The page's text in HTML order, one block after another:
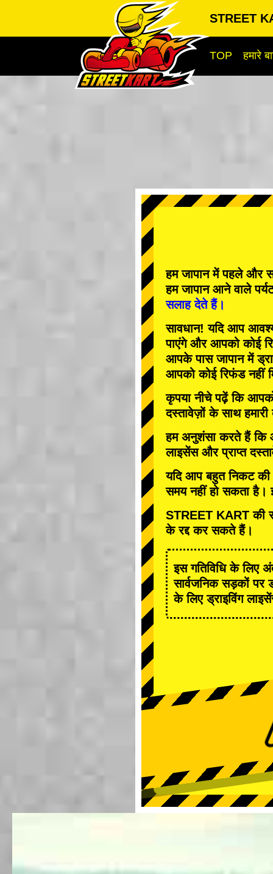
STREET
TOP हमारे
हम जापान मेंपहलेऔर
हम जापान आने वाले
सलाह देते हैं।
सावधान! यदि आप
पाएंगे और आपको कोई
आपके पास जापान में
आपको कोई रिफंड नहीं
कृपया नीचे पढ़ें कि
दस्तावेज़ों के साथ
हम अनुशंसा करते हैं कि
लाइसेंस और प्राप्त
यदि आप बहुत निकट की
समय नहीं हो सकता है।
STREET KART की
के रद्द कर सकते हैं।
इस गतिविधि के लिए
सार्वजनिक सड़कों पर
के लिए ड्राइविंग